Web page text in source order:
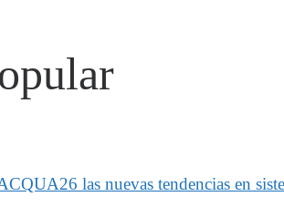
las nuevas tendencias en